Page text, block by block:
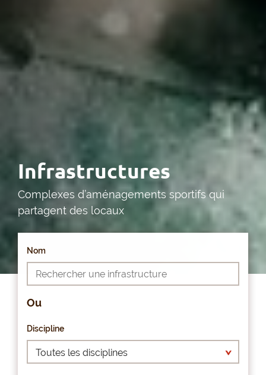
Infrastructures
Complexes d’aménagements sportifs qui
partagent des locaux
Nom
Ou
Discipline